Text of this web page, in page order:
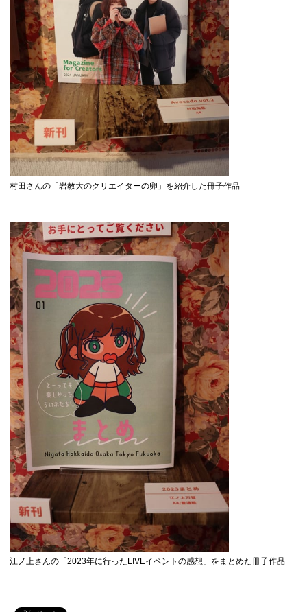
村田さんの「岩教大のクリエイターの卵」を紹介した冊子作品
江ノ上さんの「2023年に行ったLIVEイベントの感想」をまとめた冊子作品